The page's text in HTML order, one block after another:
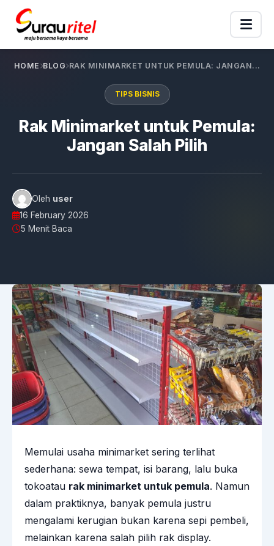
HOME BLOG RAK MINIMARKET UNTUK PEMULA: JANGAN...
TIPS BISNIS
Rak Minimarket untuk Pemula:
Jangan Salah Pilih
Oleh user
16 February 2026
5 Menit Baca
Memulai usaha minimarket sering terlihat
sederhana: sewa tempat, isi barang, lalu buka
tokoatau rak minimarket untuk pemula. Namun
dalam praktiknya, banyak pemula justru
mengalami kerugian bukan karena sepi pembeli,
melainkan karena salah pilih rak display.